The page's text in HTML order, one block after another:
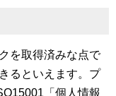
を取得済みな点で
るといえます。プ
「個人情報